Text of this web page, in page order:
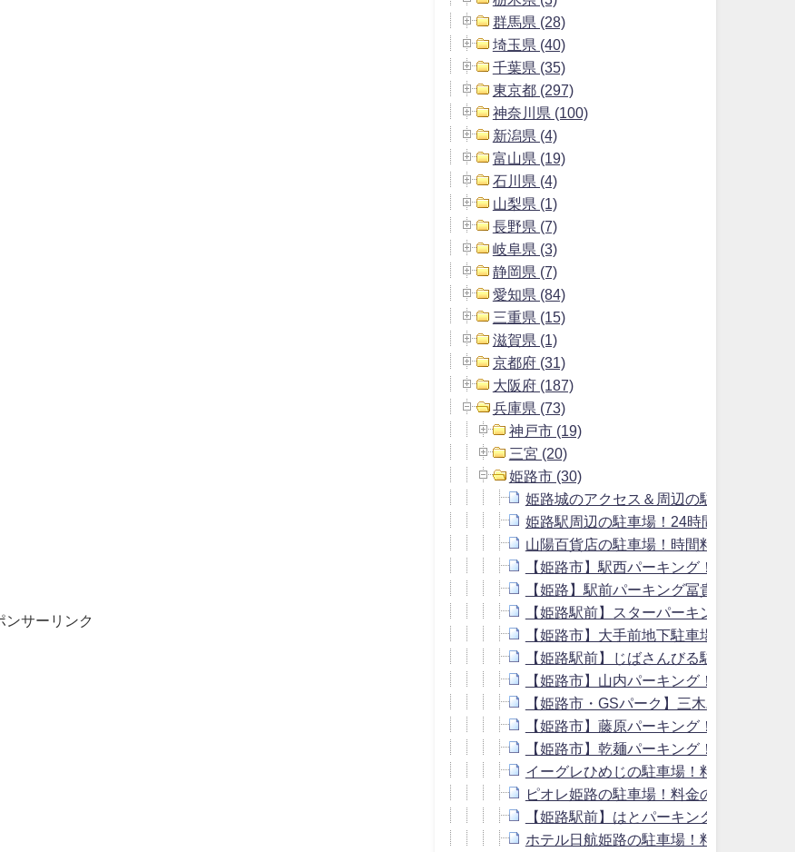
ンサーリンク
群馬県 (28)
埼玉県 (40)
千葉県 (35)
東京都 (297)
神奈川県 (100)
新潟県 (4)
富山県 (19)
石川県 (4)
山梨県 (1)
長野県 (7)
岐阜県 (3)
静岡県 (7)
愛知県 (84)
三重県 (15)
滋賀県 (1)
京都府 (31)
大阪府 (187)
兵庫県 (73)
神戸市 (19)
三宮 (20)
姫路市 (30)
姫路城のアクセス＆周辺の駐車場！料金
姫路駅周辺の駐車場！24時間料金の安い
山陽百貨店の駐車場！時間料金や提携駐
【姫路市】駅西パーキング！駐車場の料
【姫路】駅前パーキング冨貴！駐車場の
【姫路駅前】スターパーキング！駐車場
【姫路市】大手前地下駐車場！入口は？
【姫路駅前】じばさんびる駐車場！料
【姫路市】山内パーキング！駐車場の料
【姫路市・GSパーク】三木パーキング
【姫路市】藤原パーキング！駐車場の料
【姫路市】乾麺パーキング！駐車場の料
イーグレひめじの駐車場！料金は安い？
ピオレ姫路の駐車場！料金の無料割引は
【姫路駅前】はとパーキング！駐車場の
ホテル日航姫路の駐車場！料金は無料？